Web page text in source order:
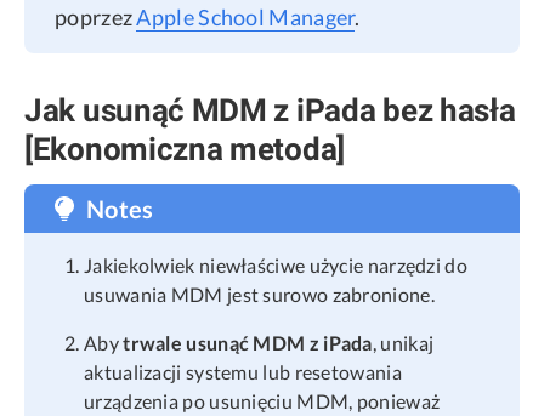
poprzezApple School Manager.
Jak usunąć MDM z iPada bez hasła
[Ekonomiczna metoda]
Notes
Jakiekolwiek niewłaściwe użycie narzędzi do
usuwania MDM jest surowo zabronione.
Abytrwale usunąć MDM z iPada , unikaj
aktualizacji systemu lub resetowania
urządzenia po usunięciu MDM, ponieważ